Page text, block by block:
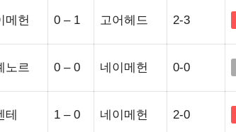
메헌 0 – 1 고어헤드 2-3
노르 0 – 0 네이메헌 0-0
테 1 – 0 네이메헌 2-0